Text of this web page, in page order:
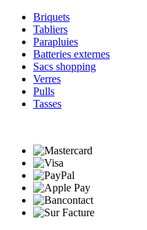
Briquets
Tabliers
Parapluies
Batteries externes
Sacs shopping
Verres
Pulls
Tasses